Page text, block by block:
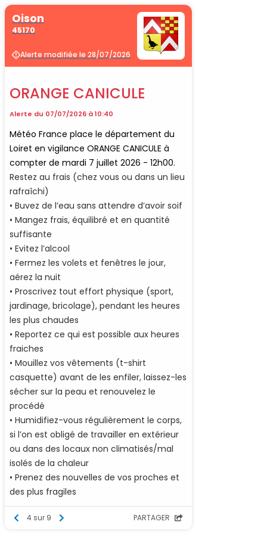
Oison
45170
Alerte modifiée le 28/07/2026
ORANGE CANICULE
Alerte du 07/07/2026 à 10:40
Météo France place le département du
Loiret en vigilance ORANGE CANICULE à
compter de mardi 7 juillet 2026 - 12h00.
Restez au frais (chez vous ou dans un lieu
rafraîchi)
• Buvez de l’eau sans attendre d’avoir soif
• Mangez frais, équilibré et en quantité
suffisante
• Evitez l’alcool
• Fermez les volets et fenêtres le jour,
aérez la nuit
• Proscrivez tout effort physique (sport,
jardinage, bricolage), pendant les heures
les plus chaudes
• Reportez ce qui est possible aux heures
fraiches
• Mouillez vos vêtements (t-shirt
casquette) avant de les enfiler, laissez-les
sécher sur la peau et renouvelez le
procédé
• Humidifiez-vous régulièrement le corps,
si l’on est obligé de travailler en extérieur
ou dans des locaux non climatisés/mal
isolés de la chaleur
• Prenez des nouvelles de vos proches et
des plus fragiles
En cas de malaise, appelez le 15.
4 sur 9 PARTAGER